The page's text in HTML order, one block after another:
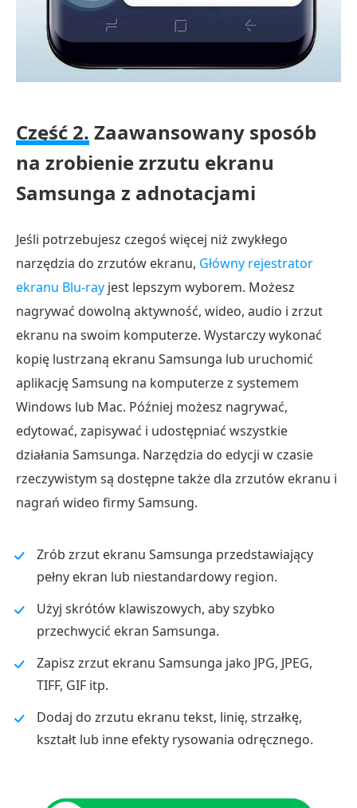
Część 2. Zaawansowany sposób
na zrobienie zrzutu ekranu
Samsunga z adnotacjami
Jeśli potrzebujesz czegoś więcej niż zwykłego
narzędzia do zrzutów ekranu, Główny rejestrator
ekranu Blu-ray jest lepszym wyborem. Możesz
nagrywać dowolną aktywność, wideo, audio i zrzut
ekranu na swoim komputerze. Wystarczy wykonać
kopię lustrzaną ekranu Samsunga lub uruchomić
aplikację Samsung na komputerze z systemem
Windows lub Mac. Później możesz nagrywać,
edytować, zapisywać i udostępniać wszystkie
działania Samsunga. Narzędzia do edycji w czasie
rzeczywistym są dostępne także dla zrzutów ekranu i
nagrań wideo firmy Samsung.
Zrób zrzut ekranu Samsunga przedstawiający
pełny ekran lub niestandardowy region.
Użyj skrótów klawiszowych, aby szybko
przechwycić ekran Samsunga.
Zapisz zrzut ekranu Samsunga jako JPG, JPEG,
TIFF, GIF itp.
Dodaj do zrzutu ekranu tekst, linię, strzałkę,
kształt lub inne efekty rysowania odręcznego.